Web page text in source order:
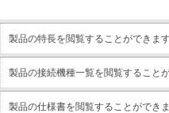
製品の特長を閲覧することができま
製品の接続機種一覧を閲覧すること
製品の仕様書を閲覧することができ